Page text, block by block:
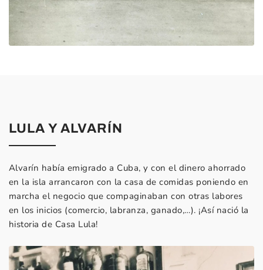
LULA Y ALVARÍN
Alvarín había emigrado a Cuba, y con el dinero ahorrado
en la isla arrancaron con la casa de comidas poniendo en
marcha el negocio que compaginaban con otras labores
en los inicios (comercio, labranza, ganado,…). ¡Así nació la
historia de Casa Lula!